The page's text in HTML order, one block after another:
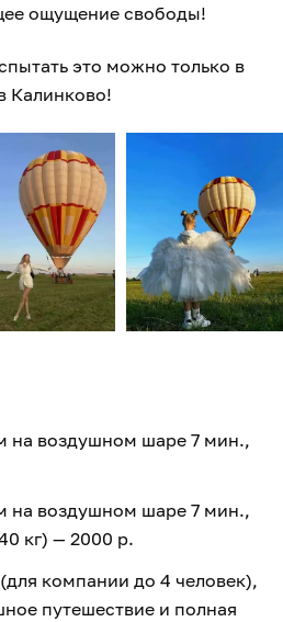
ощущение свободы!
это можно только в
Калинково!
на воздушном шаре 7 мин.,
на воздушном шаре 7 мин.,
кг) — 2000 р.
компании до 4 человек),
путешествие и полная